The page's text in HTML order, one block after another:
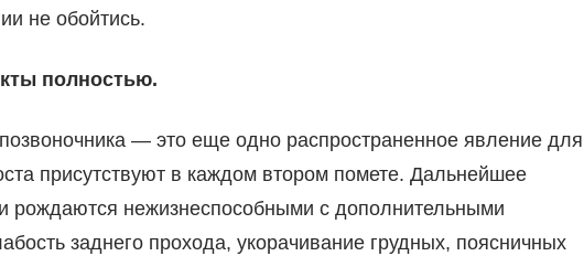
не обойтись.
полностью.
— это еще одно распространенное явление для
присутствуют в каждом втором помете. Дальнейшее
рождаются нежизнеспособными с дополнительными
заднего прохода, укорачивание грудных, поясничных